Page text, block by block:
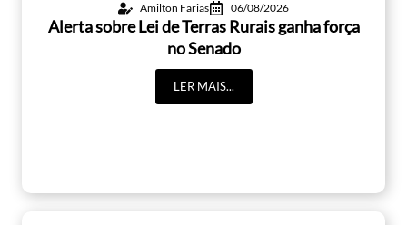
Amilton Farias 06/08/2026
Alerta sobre Lei de Terras Rurais ganha força
no Senado
LER MAIS...